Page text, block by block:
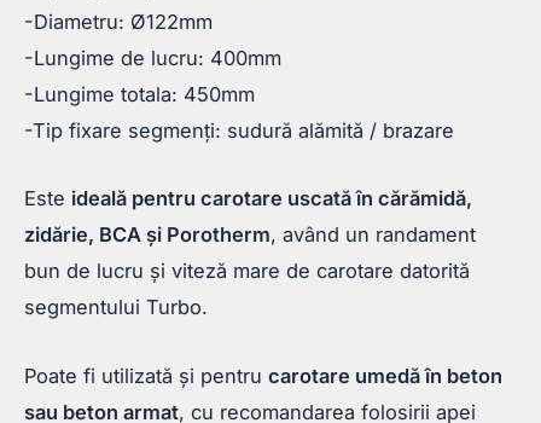
-Diametru: Ø122mm
-Lungime de lucru: 400mm
-Lungime totala: 450mm
-Tip fixare segmenți: sudură alămită / brazare
Este ideală pentru carotare uscată în cărămidă,
zidărie, BCA și Porotherm, având un randament
bun de lucru și viteză mare de carotare datorită
segmentului Turbo.
Poate fi utilizată și pentru carotare umedă în beton
sau beton armat, cu recomandarea folosirii apei